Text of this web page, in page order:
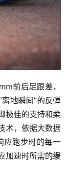
前后足跟差，
地瞬间”的反弹
极佳的支持和柔
术，依据大数据
应跑步时的每一
加速时所需的缓